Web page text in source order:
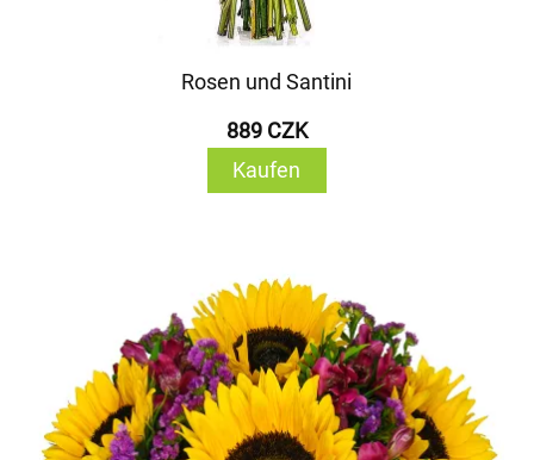
Rosen und Santini
889 CZK
Kaufen